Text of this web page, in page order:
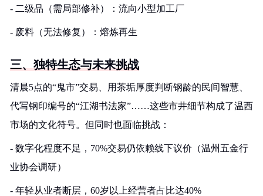
- 二级品（需局部修补）：流向小型加工厂
- 废料（无法修复）：熔炼再生
三、独特生态与未来挑战
清晨5点的“鬼市”交易、用茶垢厚度判断钢龄的民间智慧、
代写钢印编号的“江湖书法家”……这些市井细节构成了温西
市场的文化符号。但同时也面临挑战：
- 数字化程度不足，70%交易仍依赖线下议价（温州五金行
业协会调研）
- 年轻从业者断层，60岁以上经营者占比达40%